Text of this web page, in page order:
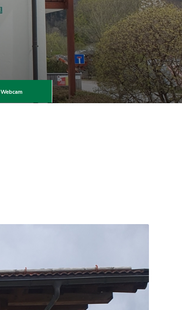
Webcam